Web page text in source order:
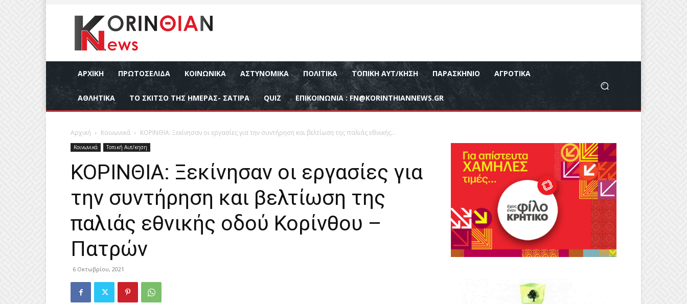
ΑΡΧΙΚΉ ΠΡΩΤΟΣΕΛΙΔΑ ΚΟΙΝΩΝΙΚΆ ΑΣΤΥΝΟΜΙΚΆ ΠΟΛΙΤΙΚΆ ΤΟΠΙΚΉ ΑΥΤ/ΚΗΣΗ ΠΑΡΑΣΚΉΝΙΟ ΑΓΡΟΤΙΚΆ
ΑΘΛΗΤΙΚΆ ΤΟ ΣΚΙΤΣΟ ΤΗΣ ΗΜΕΡΑΣ- ΣΑΤΙΡΑ QUIZ ΕΠΙΚΟΙΝΩΝΊΑ : FN@KORINTHIANNEWS.GR
Αρχική Κοινωνικά ΚΟΡΙΝΘΙΑ: Ξεκίνησαν οι εργασίες για την συντήρηση και βελτίωση της παλιάς εθνικής...
Κοινωνικά Τοπική Αυτ/κηση
ΚΟΡΙΝΘΙΑ: Ξεκίνησαν οι εργασίες για
την συντήρηση και βελτίωση της
παλιάς εθνικής οδού Κορίνθου –
Πατρών
6 Οκτωβρίου, 2021